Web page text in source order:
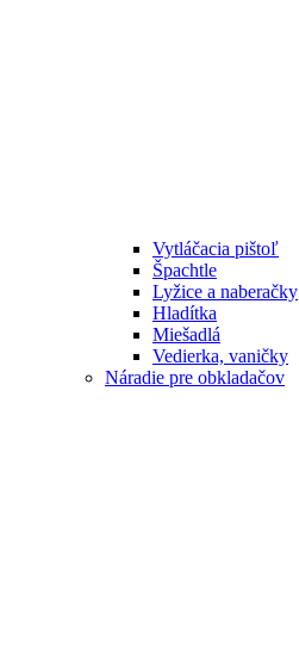
Vytláčacia pištoľ
Špachtle
Lyžice a naberačky
Hladítka
Miešadlá
Vedierka, vaničky
Náradie pre obkladačov